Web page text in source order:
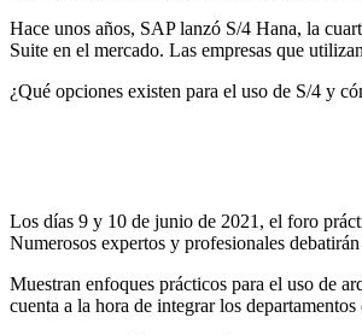
Hace unos años, SAP lanzó S/4 Hana, la
Suite en el mercado. Las empresas que
¿Qué opciones existen para el uso de S/4 y
Los días 9 y 10 de junio de 2021, el foro
Numerosos expertos y profesionales
Muestran enfoques prácticos para el uso de
cuenta a la hora de integrar los